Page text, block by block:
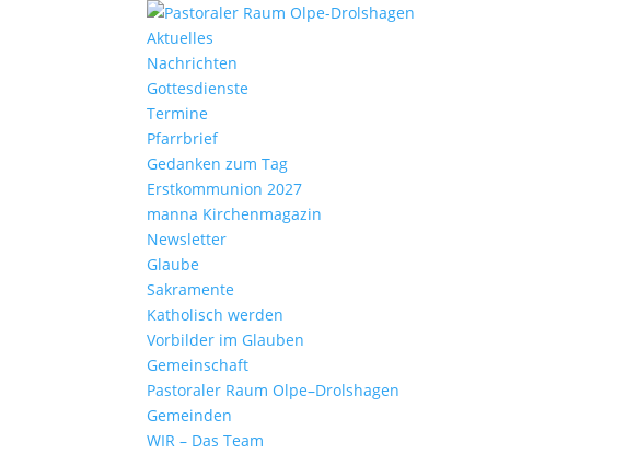
Aktu­elles
Nach­richten
Gottes­dienste
Termine
Pfarr­brief
Gedanken zum Tag
Erst­kom­mu­nion 2027
manna Kirchen­ma­gazin
News­letter
Glaube
Sakra­mente
Katho­lisch werden
Vorbilder im Glauben
Gemein­schaft
Pasto­raler Raum Olpe–Drolshagen
Gemeinden
WIR – Das Team